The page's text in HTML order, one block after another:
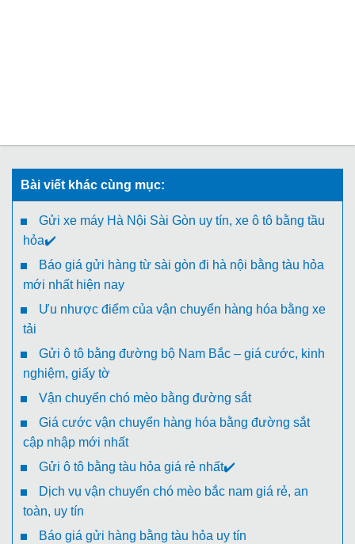
Bài viết khác cùng mục:
Gửi xe máy Hà Nội Sài Gòn uy tín, xe ô tô bằng tầu
hỏa✔️
Báo giá gửi hàng từ sài gòn đi hà nội bằng tàu hỏa
mới nhất hiện nay
Ưu nhược điểm của vận chuyển hàng hóa bằng xe
tải
Gửi ô tô bằng đường bộ Nam Bắc – giá cước, kinh
nghiệm, giấy tờ
Vận chuyển chó mèo bằng đường sắt
Giá cước vận chuyển hàng hóa bằng đường sắt
cập nhập mới nhất
Gửi ô tô bằng tàu hỏa giá rẻ nhất✔️
Dịch vụ vận chuyển chó mèo bắc nam giá rẻ, an
toàn, uy tín
Báo giá gửi hàng bằng tàu hỏa uy tín